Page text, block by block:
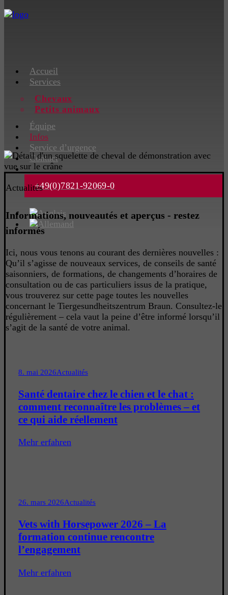
Accueil
Services
Chevaux
Petits animaux
Équipe
Infos
Service d’urgence
Contact
+49(0)7821-92069-0
Actualités
Informations, nouveautés et aperçus - restez
informés
Ici, nous vous tenons au courant des dernières nouvelles :
Qu’il s’agisse de nouveaux services, de conseils de santé
saisonniers, de formations, de changements d’horaires de
consultation ou de cas particuliers issus de la pratique,
vous trouverez sur cette page toutes les nouvelles
concernant le Tiergesundheitszentrum Braun. Consultez-le
régulièrement – cela vaut la peine d’être informé lorsqu’il
s’agit de la santé de votre animal.
8. mai 2026Actualités
Santé dentaire chez le chien et le chat :
comment reconnaître les problèmes – et
ce qui aide réellement
Mehr erfahren
26. mars 2026Actualités
Vets with Horsepower 2026 – La
formation continue rencontre
l’engagement
Mehr erfahren